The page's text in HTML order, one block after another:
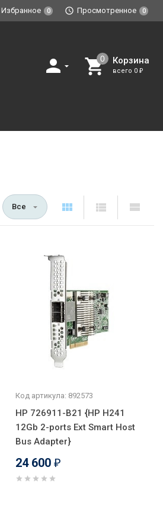
Избранное 0 Просмотренное 0
Корзина
всего 0 ₽
Все
Код артикула: 892573
HP 726911-B21 {HP H241
12Gb 2-ports Ext Smart Host
Bus Adapter}
24 600 ₽